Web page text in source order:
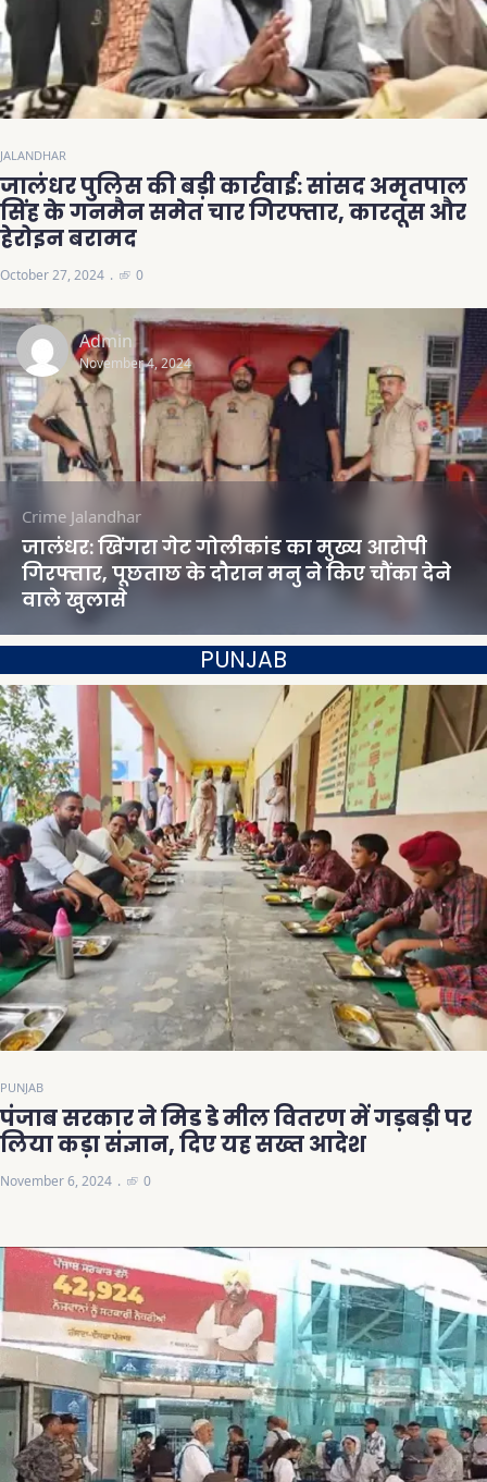
JALANDHAR
जालंधर पुलिस की बड़ी कार्रवाई: सांसद अमृतपाल
सिंह के गनमैन समेत चार गिरफ्तार, कारतूस और
हेरोइन बरामद
October 27, 2024 0
Admin
November 4, 2024
Crime Jalandhar
जालंधर: खिंगरा गेट गोलीकांड का मुख्य आरोपी
गिरफ्तार, पूछताछ के दौरान मनु ने किए चौंका देने
वाले खुलासे
PUNJAB
PUNJAB
पंजाब सरकार ने मिड डे मील वितरण में गड़बड़ी पर
लिया कड़ा संज्ञान, दिए यह सख्त आदेश
November 6, 2024 0